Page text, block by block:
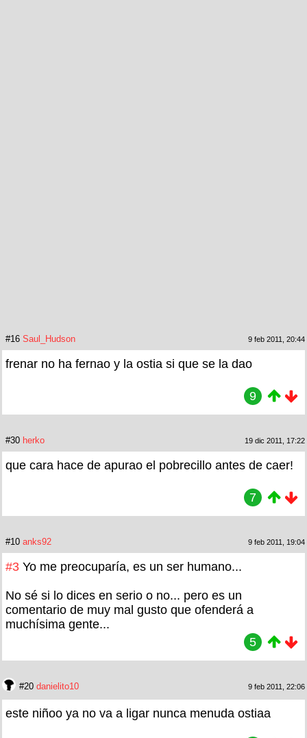
#16 Saul_Hudson 9 feb 2011, 20:44
frenar no ha fernao y la ostia si que se la dao
9
#30 herko 19 dic 2011, 17:22
que cara hace de apurao el pobrecillo antes de caer!
7
#10 anks92 9 feb 2011, 19:04
#3 Yo me preocuparía, es un ser humano...
No sé si lo dices en serio o no... pero es un
comentario de muy mal gusto que ofenderá a
muchísima gente...
5
#20 danielito10 9 feb 2011, 22:06
este niñoo ya no va a ligar nunca menuda ostiaa